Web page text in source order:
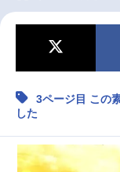
マンガ・ラノベ ゲ
2.5次元
最新記事一覧
3ページ目 この
した